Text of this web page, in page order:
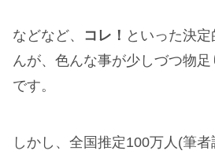
などなど、 コレ！ といった決
んが、色んな事が少しづつ物
です。
しかし、全国推定100万人(筆